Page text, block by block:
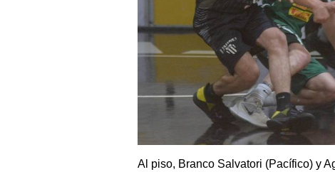
Al piso, Branco Salvatori (Pacífico) y